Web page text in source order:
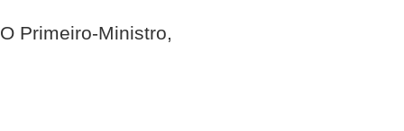
O Primeiro-Ministro,